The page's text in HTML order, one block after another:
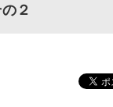
２